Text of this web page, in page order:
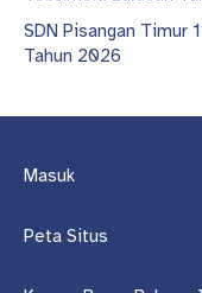
SDN Pisangan Timur
Tahun 2026
Masuk
Peta Situs